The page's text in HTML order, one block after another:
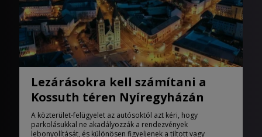
Lezárásokra kell számítani a
Kossuth téren Nyíregyházán
A közterület-felügyelet az autósoktól azt kéri, hogy
parkolásukkal ne akadályozzák a rendezvények
lebonyolítását, és különösen figyeljenek a tiltott vagy